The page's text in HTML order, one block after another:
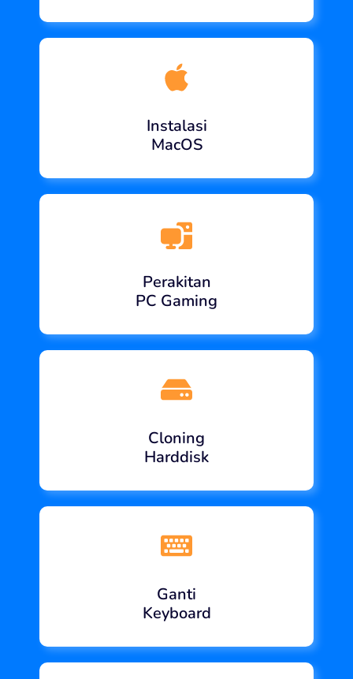
Instalasi
MacOS
Perakitan
PC Gaming
Cloning
Harddisk
Ganti
Keyboard